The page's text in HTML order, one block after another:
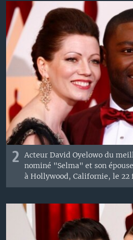
2 Acteur David Oyelowo du
nominé "Selma" et son épouse
à Hollywood, Californie, le 22